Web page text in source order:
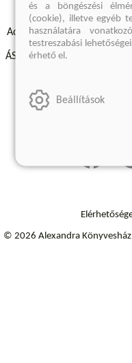
Adatvédelmi szabályzatok
ÁSZF - Vásárlási feltételek
Szállítási
© 2026 Alexandra
és a böngészési
(cookie), illetve egyéb
használatára
testreszabási
érhető el.
Beállítások